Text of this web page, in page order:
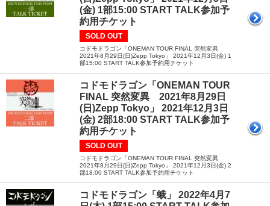
(金) 1部15:00 START TALK参加予
約用チケット
SOLD OUT
コドモドラゴン「ONEMAN TOUR FINAL 突然変異
2021年8月29日(日)Zepp Tokyo」 2021年12月3日(金) 1
部15:00 START TALK参加予約用チケット
コドモドラゴン「ONEMAN TOUR
FINAL 突然変異 2021年8月29日
(日)Zepp Tokyo」 2021年12月3日
(金) 2部18:00 START TALK参加予
約用チケット
SOLD OUT
コドモドラゴン「ONEMAN TOUR FINAL 突然変異
2021年8月29日(日)Zepp Tokyo」 2021年12月3日(金) 2
部18:00 START TALK参加予約用チケット
コドモドラゴン「蛾」 2022年4月7